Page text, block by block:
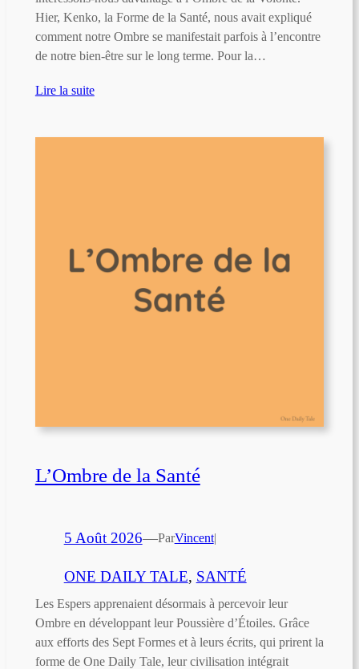
Hier, Kenko, la Forme de la Santé, nous avait expliqué
comment notre Ombre se manifestait parfois à l’encontre
de notre bien-être sur le long terme. Pour la…
Lire la suite
L’Ombre de la Santé
5 Août 2026—ParVincent|
ONE DAILY TALE, SANTÉ
Les Espers apprenaient désormais à percevoir leur
Ombre en développant leur Poussière d’Étoiles. Grâce
aux efforts des Sept Formes et à leurs écrits, qui prirent la
forme de One Daily Tale, leur civilisation intégrait